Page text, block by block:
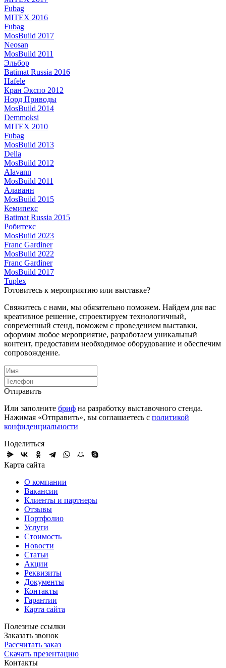
Fubag
MITEX 2016
Fubag
MosBuild 2017
Neosan
MosBuild 2011
Эльбор
Batimat Russia 2016
Hafele
Кран Экспо 2012
Норд Приводы
MosBuild 2014
Demmoksi
MITEX 2010
Fubag
MosBuild 2013
Della
MosBuild 2012
Alavann
MosBuild 2011
Алаванн
MosBuild 2015
Кемипекс
Batimat Russia 2015
Робитекс
MosBuild 2023
Franc Gardiner
MosBuild 2022
Franc Gardiner
MosBuild 2017
Tuplex
Готовитесь к мероприятию или выставке?
Свяжитесь с нами, мы обязательно поможем. Найдем для вас
креативное решение, спроектируем технологичный,
современный стенд, поможем с проведением выставки,
оформим любое мероприятие, разработаем уникальный
контент, предоставим необходимое оборудование и обеспечим
сопровождение.
Отправить
Или заполните бриф на разработку выставочного стенда.
Нажимая «Отправить», вы соглашаетесь с политикой
конфиденциальности
Поделиться
Карта сайта
О компании
Вакансии
Клиенты и партнеры
Отзывы
Портфолио
Услуги
Стоимость
Новости
Статьи
Акции
Реквизиты
Документы
Контакты
Гарантии
Карта сайта
Полезные ссылки
Заказать звонок
Рассчитать заказ
Скачать презентацию
Контакты